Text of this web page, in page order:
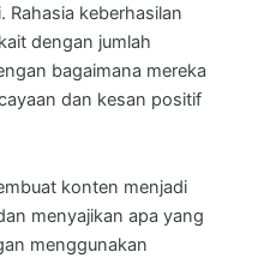
Rahasia keberhasilan
dengan jumlah
bagaimana mereka
dan kesan positif
konten menjadi
menyajikan apa yang
menggunakan